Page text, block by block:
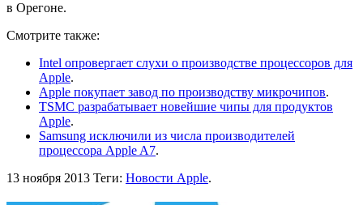
в Орегоне.
Смотрите также:
Intel опровергает слухи о производстве процессоров для
Apple.
Apple покупает завод по производству микрочипов.
TSMC разрабатывает новейшие чипы для продуктов
Apple.
Samsung исключили из числа производителей
процессора Apple A7.
13 ноября 2013 Теги: Новости Apple.